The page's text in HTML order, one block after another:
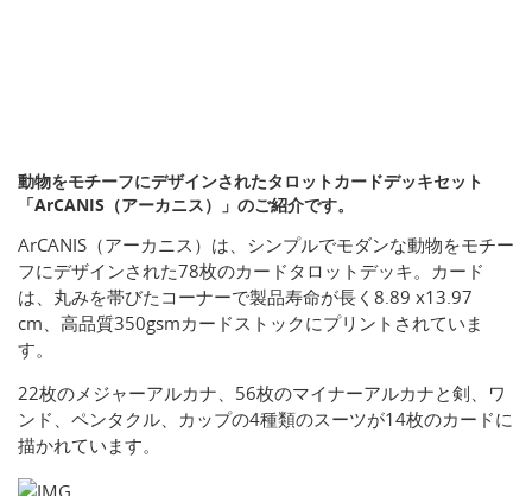
動物をモチーフにデザインされたタロットカードデッキセット
「ArCANIS（アーカニス）」のご紹介です。
ArCANIS（アーカニス）は、シンプルでモダンな動物をモチー
フにデザインされた78枚のカードタロットデッキ。カード
は、丸みを帯びたコーナーで製品寿命が長く8.89 x13.97
cm、高品質350gsmカードストックにプリントされていま
す。
22枚のメジャーアルカナ、56枚のマイナーアルカナと剣、ワ
ンド、ペンタクル、カップの4種類のスーツが14枚のカードに
描かれています。